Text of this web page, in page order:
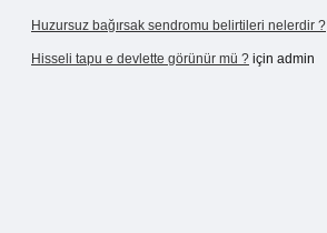
Huzursuz bağırsak sendromu belirtileri nelerdir ?
Hisseli tapu e devlette görünür mü ? için admin